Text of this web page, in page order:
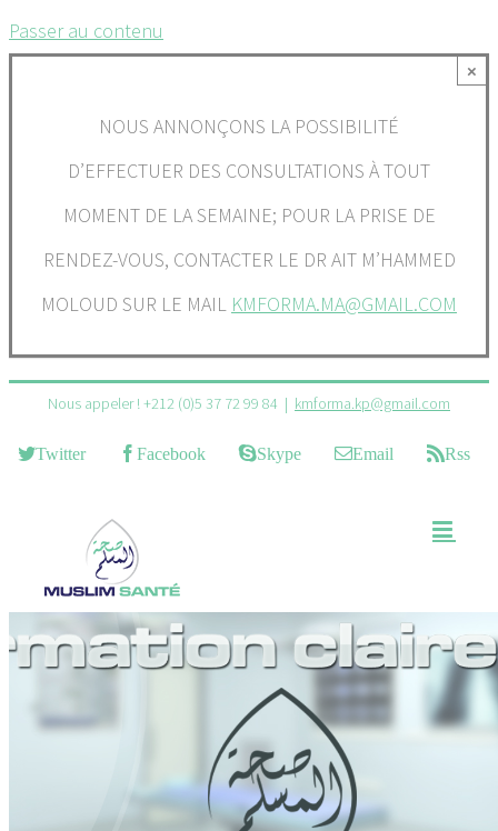
Passer au contenu
×
NOUS ANNONÇONS LA POSSIBILITÉ
D’EFFECTUER DES CONSULTATIONS À TOUT
MOMENT DE LA SEMAINE; POUR LA PRISE DE
RENDEZ-VOUS, CONTACTER LE DR AIT M’HAMMED
MOLOUD SUR LE MAIL KMFORMA.MA@GMAIL.COM
Nous appeler ! +212 (0)5 37 72 99 84 | kmforma.kp@gmail.com
Twitter Facebook Skype Email Rss